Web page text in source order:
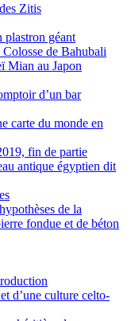
Zitis
géant
de Bahubali
Mian au Japon
d’un bar
carte du monde en
fin de partie
antique égyptien dit
de la
fondue et de béton
d’une culture celto-